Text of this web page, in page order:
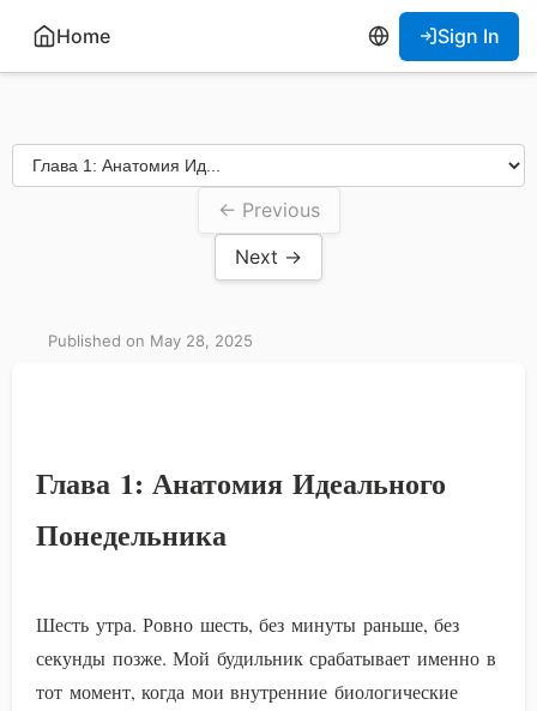
Home Sign In
← Previous
Next →
Published on May 28, 2025
Глава 1: Анатомия Идеального
Понедельника
Шесть утра. Ровно шесть, без минуты раньше, без
секунды позже. Мой будильник срабатывает именно в
тот момент, когда мои внутренние биологические